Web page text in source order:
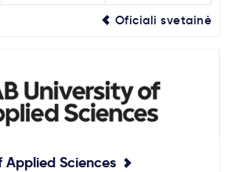
Oficiali svetainė
Applied Sciences